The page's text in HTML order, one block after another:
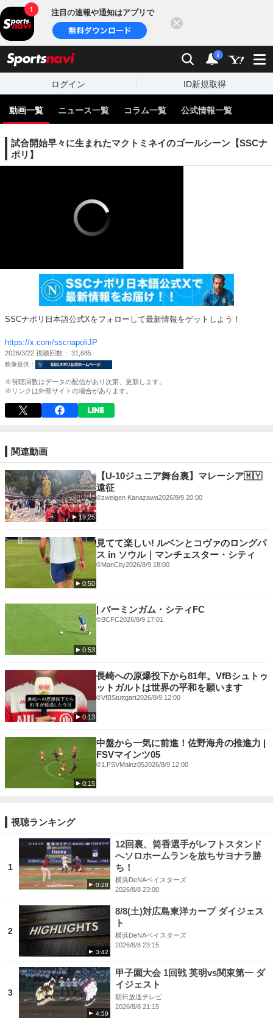
注目の速報や通知はアプリで
検索 通知
i
ログイン ID新規取得
動画一覧 ニュース一覧 コラム一覧 公式情報一覧
試合開始早々に生まれたマクトミネイのゴールシーン【SSCナ
ポリ】
SSCナポリ日本語公式Xをフォローして最新情報をゲットしよう！
https://x.com/sscnapoliJP
2026/3/22 視聴回数 31,685
※視聴回数はデータの配信があり次第、更新します。
※リンクは外部サイトの場合があります。
関連動画
19:25
【U-10ジュニア舞台裏】マレーシア🇲🇾
遠征
©︎zweigen Kanazawa2026/8/9 20:00
0:50
見てて楽しい! ルベンとコヴァのロングパ
ス in ソウル｜マンチェスター・シティ
©ManCity2026/8/9 18:00
0:53
| バーミンガム・シティFC
©BCFC2026/8/9 17:01
0:13
長崎への原爆投下から81年。VfBシュトゥ
ットガルトは世界の平和を願います
©VfBStuttgart2026/8/9 12:00
0:15
中盤から一気に前進！佐野海舟の推進力 |
FSVマインツ05
©1.FSVMainz052026/8/9 12:00
視聴ランキング
1
0:28
12回裏、筒香選手がレフトスタンド
へソロホームランを放ちサヨナラ勝
ち！
横浜DeNAベイスターズ
2026/8/8 23:00
2
3:42
8/8(土)対広島東洋カープ ダイジェス
ト
横浜DeNAベイスターズ
2026/8/8 23:15
3
4:59
甲子園大会 1回戦 英明vs関東第一 ダ
イジェスト
朝日放送テレビ
2026/8/8 21:15